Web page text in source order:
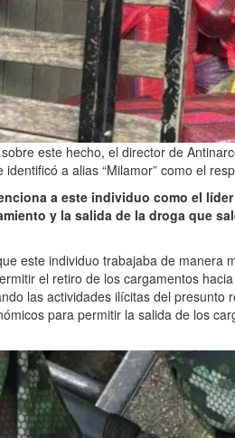
este hecho, el director de
identificó a alias “Milamor” como el
a este individuo como el
y la salida de la droga que
este individuo trabajaba de manera
el retiro de los cargamentos
las actividades ilícitas del presunto
para permitir la salida de los